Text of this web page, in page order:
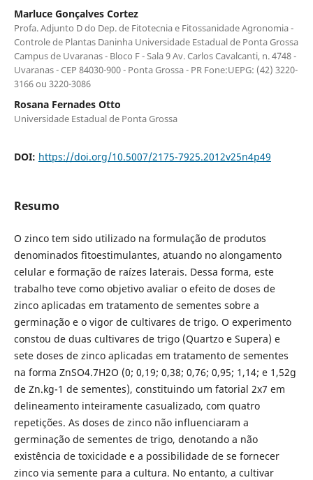
Marluce Gonçalves Cortez
Profa. Adjunto D do Dep. de Fitotecnia e Fitossanidade Agronomia -
Controle de Plantas Daninha Universidade Estadual de Ponta Grossa
Campus de Uvaranas - Bloco F - Sala 9 Av. Carlos Cavalcanti, n. 4748 -
Uvaranas - CEP 84030-900 - Ponta Grossa - PR Fone:UEPG: (42) 3220-
3166 ou 3220-3086
Rosana Fernades Otto
Universidade Estadual de Ponta Grossa
DOI: https://doi.org/10.5007/2175-7925.2012v25n4p49
Resumo
O zinco tem sido utilizado na formulação de produtos
denominados fitoestimulantes, atuando no alongamento
celular e formação de raízes laterais. Dessa forma, este
trabalho teve como objetivo avaliar o efeito de doses de
zinco aplicadas em tratamento de sementes sobre a
germinação e o vigor de cultivares de trigo. O experimento
constou de duas cultivares de trigo (Quartzo e Supera) e
sete doses de zinco aplicadas em tratamento de sementes
na forma ZnSO4.7H2O (0; 0,19; 0,38; 0,76; 0,95; 1,14; e 1,52g
de Zn.kg-1 de sementes), constituindo um fatorial 2x7 em
delineamento inteiramente casualizado, com quatro
repetições. As doses de zinco não influenciaram a
germinação de sementes de trigo, denotando a não
existência de toxicidade e a possibilidade de se fornecer
zinco via semente para a cultura. No entanto, a cultivar